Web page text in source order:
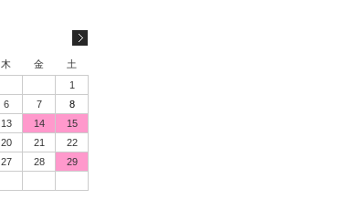
木 金
土
1
6 7
8
13 14
15
20 21
22
27 28
29